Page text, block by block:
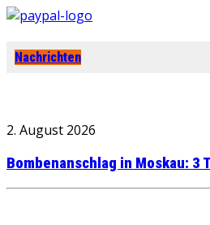
Nachrichten
2. August 2026
Bombenanschlag in Moskau: 3